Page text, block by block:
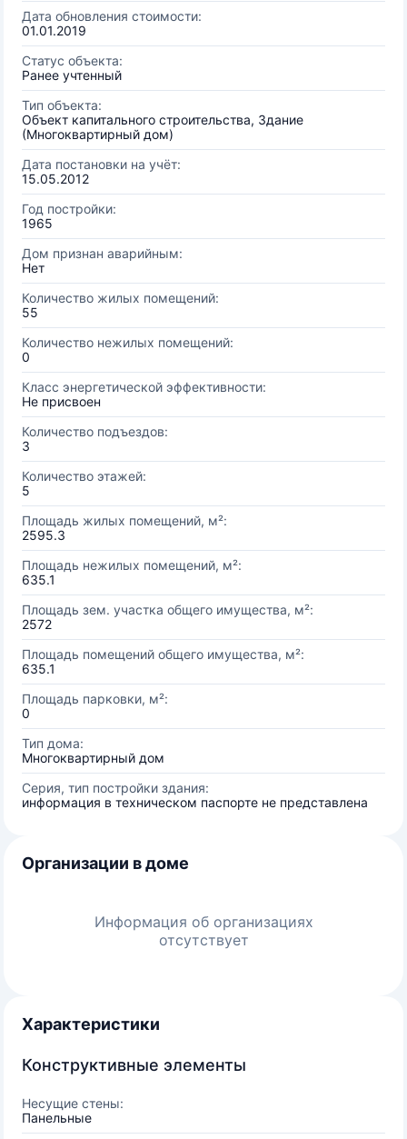
Дата обновления стоимости:
01.01.2019
Статус объекта:
Ранее учтенный
Тип объекта:
Объект капитального строительства, Здание
(Многоквартирный дом)
Дата постановки на учёт:
15.05.2012
Год постройки:
1965
Дом признан аварийным:
Нет
Количество жилых помещений:
55
Количество нежилых помещений:
0
Класс энергетической эффективности:
Не присвоен
Количество подъездов:
3
Количество этажей:
5
Площадь жилых помещений, м²:
2595.3
Площадь нежилых помещений, м²:
635.1
Площадь зем. участка общего имущества, м²:
2572
Площадь помещений общего имущества, м²:
635.1
Площадь парковки, м²:
0
Тип дома:
Многоквартирный дом
Серия, тип постройки здания:
информация в техническом паспорте не представлена
Организации в доме
Информация об организациях
отсутствует
Характеристики
Конструктивные элементы
Несущие стены:
Панельные